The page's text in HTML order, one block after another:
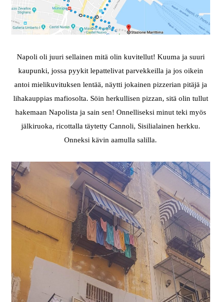
Napoli oli juuri sellainen mitä olin kuvitellut! Kuuma ja suuri
kaupunki, jossa pyykit lepattelivat parvekkeilla ja jos oikein
antoi mielikuvituksen lentää, näytti jokainen pizzerian pitäjä ja
lihakauppias mafiosolta. Söin herkullisen pizzan, sitä olin tullut
hakemaan Napolista ja sain sen! Onnelliseksi minut teki myös
jälkiruoka, ricottalla täytetty Cannoli, Sisilialainen herkku.
Onneksi kävin aamulla salilla.